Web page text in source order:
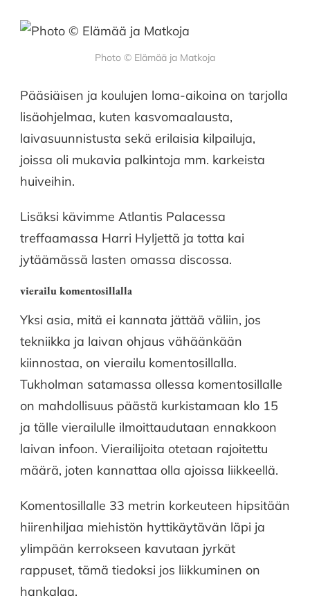
Photo © Elämää ja Matkoja
Pääsiäisen ja koulujen loma-aikoina on tarjolla
lisäohjelmaa, kuten kasvomaalausta,
laivasuunnistusta sekä erilaisia kilpailuja,
joissa oli mukavia palkintoja mm. karkeista
huiveihin.
Lisäksi kävimme Atlantis Palacessa
treffaamassa Harri Hyljettä ja totta kai
jytäämässä lasten omassa discossa.
vierailu komentosillalla
Yksi asia, mitä ei kannata jättää väliin, jos
tekniikka ja laivan ohjaus vähäänkään
kiinnostaa, on vierailu komentosillalla.
Tukholman satamassa ollessa komentosillalle
on mahdollisuus päästä kurkistamaan klo 15
ja tälle vierailulle ilmoittaudutaan ennakkoon
laivan infoon. Vierailijoita otetaan rajoitettu
määrä, joten kannattaa olla ajoissa liikkeellä.
Komentosillalle 33 metrin korkeuteen hipsitään
hiirenhiljaa miehistön hyttikäytävän läpi ja
ylimpään kerrokseen kavutaan jyrkät
rappuset, tämä tiedoksi jos liikkuminen on
hankalaa.